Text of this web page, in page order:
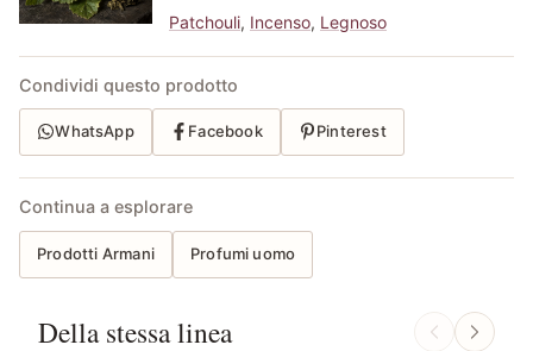
Patchouli, Incenso, Legnoso
Condividi questo prodotto
WhatsApp Facebook Pinterest
Continua a esplorare
Prodotti Armani Profumi uomo
Della stessa linea